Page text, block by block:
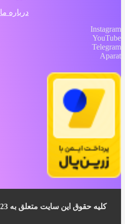
درباره ما
Instagram
YouTube
Telegram
Aparat
کلیه حقوق این سایت متعلق به 2023 hamitime.ir می باشد